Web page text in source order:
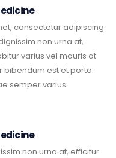
consectetur adipiscing
non urna at,
varius vel mauris at
bibendum est et porta.
semper varius.
non urna at, efficitur